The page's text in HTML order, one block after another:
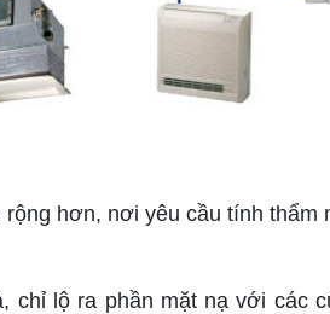
hơn, nơi yêu cầu tính thẩm
chỉ lộ ra phần mặt nạ với